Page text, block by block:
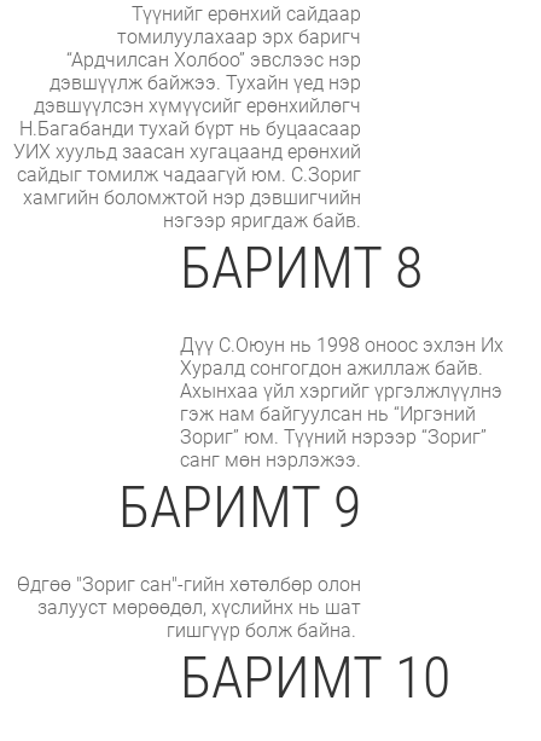
Түүнийг ерөнхий сайдаар
томилуулахаар эрх баригч
“Ардчилсан Холбоо” эвслээс нэр
дэвшүүлж байжээ. Тухайн үед нэр
дэвшүүлсэн хүмүүсийг ерөнхийлөгч
Н.Багабанди тухай бүрт нь буцаасаар
УИХ хуульд заасан хугацаанд ерөнхий
сайдыг томилж чадаагүй юм. С.Зориг
хамгийн боломжтой нэр дэвшигчийн
нэгээр яригдаж байв.
БАРИМТ 8
Дүү С.Оюун нь 1998 оноос эхлэн Их
Хуралд сонгогдон ажиллаж байв.
Ахынхаа үйл хэргийг үргэлжлүүлнэ
гэж нам байгуулсан нь “Иргэний
Зориг” юм. Түүний нэрээр “Зориг”
санг мөн нэрлэжээ.
БАРИМТ 9
Өдгөө "Зориг сан"-гийн хөтөлбөр олон
залууст мөрөөдөл, хүслийнх нь шат
гишгүүр болж байна.
БАРИМТ 10